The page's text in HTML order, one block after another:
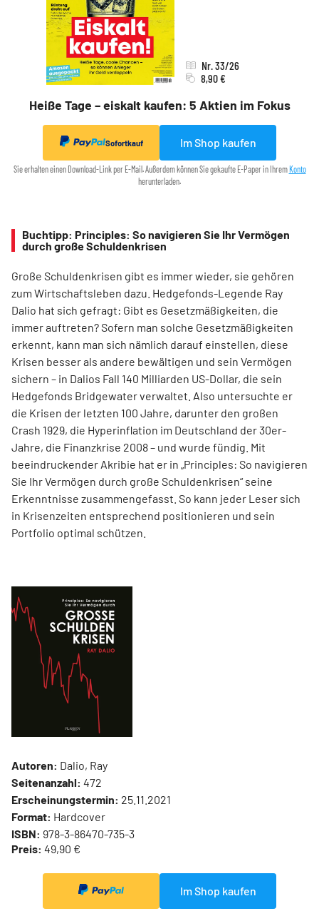
Heiße Tage – eiskalt kaufen: 5 Aktien im Fokus
Nr. 33/26
8,90 €
Sofortkauf Im Shop kaufen
Sie erhalten einen Download-Link per E-Mail. Außerdem können Sie gekaufte E-Paper in Ihrem Konto
herunterladen.
Buchtipp: Principles: So navigieren Sie Ihr Vermögen
durch große Schuldenkrisen
Große Schuldenkrisen gibt es immer wieder, sie gehören
zum Wirtschaftsleben dazu. Hedgefonds-Legende Ray
Dalio hat sich gefragt: Gibt es Gesetzmäßigkeiten, die
immer auftreten? Sofern man solche Gesetzmäßigkeiten
erkennt, kann man sich nämlich darauf einstellen, diese
Krisen besser als andere bewältigen und sein Vermögen
sichern – in Dalios Fall 140 Milliarden US-Dollar, die sein
Hedgefonds Bridgewater verwaltet. Also untersuchte er
die Krisen der letzten 100 Jahre, darunter den großen
Crash 1929, die Hyperinflation im Deutschland der 30er-
Jahre, die Finanzkrise 2008 – und wurde fündig. Mit
beeindruckender Akribie hat er in „Principles: So navigieren
Sie Ihr Vermögen durch große Schuldenkrisen“ seine
Erkenntnisse zusammengefasst. So kann jeder Leser sich
in Krisenzeiten entsprechend positionieren und sein
Portfolio optimal schützen.
Autoren: Dalio, Ray
Seitenanzahl: 472
Erscheinungstermin: 25.11.2021
Format: Hardcover
ISBN: 978-3-86470-735-3
Preis: 49,90 €
Im Shop kaufen